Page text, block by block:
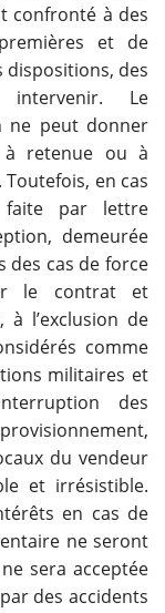
confronté à des
et de
dispositions, des
Le
ne peut donner
retenue ou à
en cas
par lettre
demeurée
des cas de force
le contrat et
à l’exclusion de
comme
militaires et
des
du vendeur
et irrésistible.
en cas de
ne seront
sera acceptée
des accidents